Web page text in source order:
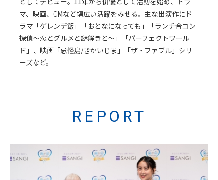
マ、映画、CMなど幅広い活躍をみせる。主な出演作にド
ラマ「ゲレンデ飯」「おとなになっても」「ランチ合コン
探偵～恋とグルメと謎解きと～」「パーフェクトワール
ド」、映画「忌怪島/きかいじま」「ザ・ファブル」シリ
ーズなど。
REPORT